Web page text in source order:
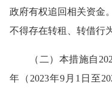
政府有权追回相关资金
不得存在转租、转借行为
（二）本措施自
年（2023年9月1日至